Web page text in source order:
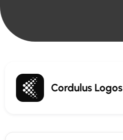
Cordulus Logos